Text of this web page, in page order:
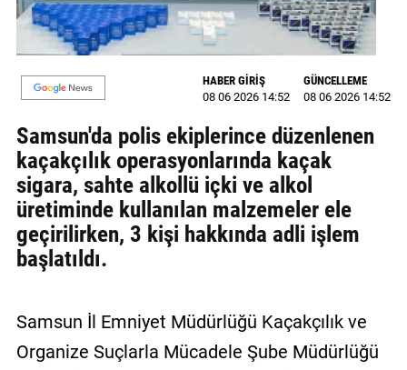
BİZE
ULAŞIN
İletişim
Gizlilik
Politikası
HABER GİRİŞ
08 06 2026 14:52
GÜNCELLEME
08 06 2026 14:52
Samsun'da polis ekiplerince düzenlenen
kaçakçılık operasyonlarında kaçak
sigara, sahte alkollü içki ve alkol
üretiminde kullanılan malzemeler ele
geçirilirken, 3 kişi hakkında adli işlem
başlatıldı.
Samsun İl Emniyet Müdürlüğü Kaçakçılık ve
Organize Suçlarla Mücadele Şube Müdürlüğü